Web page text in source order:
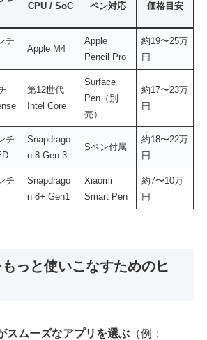
CPU / SoC ペン対応 価格目安
チ
Apple M4
Apple
Pencil Pro
約19〜25万
円
第12世代
Intel Core
Surface
Pen（別
売）
約17〜23万
円
チ
Snapdrago
n 8 Gen 3
Sペン付属
約18〜22万
円
チ
Snapdrago
n 8+ Gen1
Xiaomi
Smart Pen
約7〜10万
円
っと使いこなすためのヒ
スムーズなアプリを選ぶ （例：